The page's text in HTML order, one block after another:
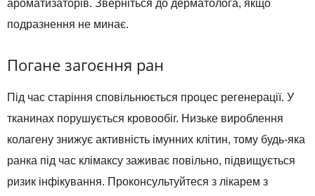
ароматизаторів. Зверніться до дерматолога, якщо
подразнення не минає.
Погане загоєння ран
Під час старіння сповільнюється процес регенерації. У
тканинах порушується кровообіг. Низьке вироблення
колагену знижує активність імунних клітин, тому будь-яка
ранка під час клімаксу заживає повільно, підвищується
ризик інфікування. Проконсультуйтеся з лікарем з